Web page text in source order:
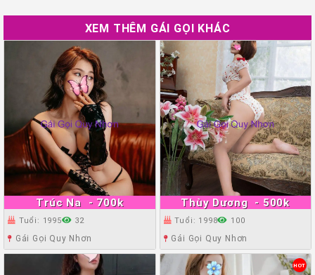
XEM THÊM GÁI GỌI KHÁC
Trúc Na - 700k
Tuổi: 1995 32
Gái Gọi Quy Nhơn
Thùy Dương - 500k
Tuổi: 1998 100
Gái Gọi Quy Nhơn
HOT